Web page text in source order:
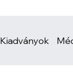
Kiadványok